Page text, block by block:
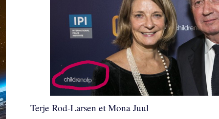
Terje Rod-Larsen et Mona Juul